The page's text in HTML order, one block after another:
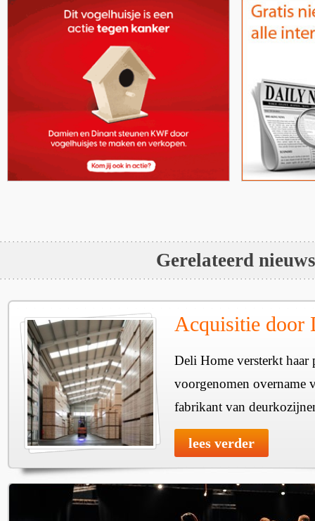
Gerelateerd nieuws
Acquisitie door
Deli Home versterkt haar
voorgenomen overname
fabrikant van
lees verder